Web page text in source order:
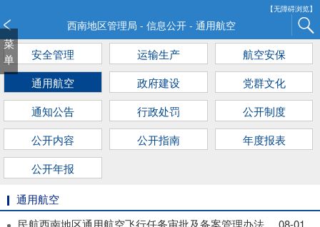
【无障碍浏览】
西南地区管理局 - 信息公开 - 通用航空
菜
单
安全管理 运输生产
航空安保
通用航空
政府建设
党群文化
通知公告
行政处罚
公开制度
公开内容
公开指南
年度报表
公开年报
通用航空
民航西南地区通用航空飞行任务审批及备案管理办法
08-01
窗
口
打
开
障
碍
说
明
面,
按
Alt